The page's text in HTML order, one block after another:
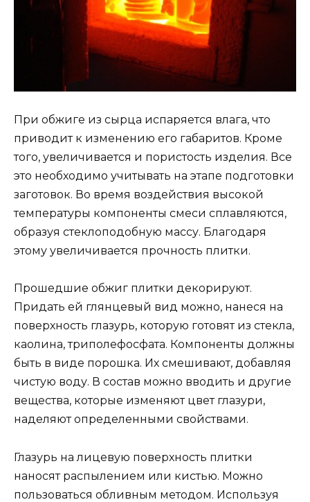
При обжиге из сырца испаряется влага, что
приводит к изменению его габаритов. Кроме
того, увеличивается и пористость изделия. Все
это необходимо учитывать на этапе подготовки
заготовок. Во время воздействия высокой
температуры компоненты смеси сплавляются,
образуя стеклоподобную массу. Благодаря
этому увеличивается прочность плитки.
Прошедшие обжиг плитки декорируют.
Придать ей глянцевый вид можно, нанеся на
поверхность глазурь, которую готовят из стекла,
каолина, триполефосфата. Компоненты должны
быть в виде порошка. Их смешивают, добавляя
чистую воду. В состав можно вводить и другие
вещества, которые изменяют цвет глазури,
наделяют определенными свойствами.
Глазурь на лицевую поверхность плитки
наносят распылением или кистью. Можно
пользоваться обливным методом. Используя